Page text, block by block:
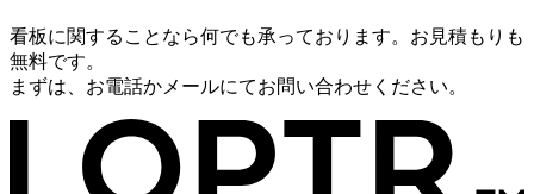
看板に関することなら何でも承っております。お見積もりも
無料です。
まずは、お電話かメールにてお問い合わせください。